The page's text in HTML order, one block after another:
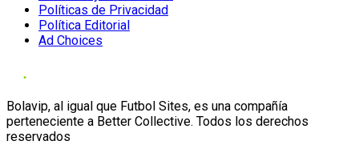
Políticas de Privacidad
Política Editorial
Ad Choices
Bolavip, al igual que Futbol Sites, es una compañía
perteneciente a Better Collective. Todos los derechos
reservados